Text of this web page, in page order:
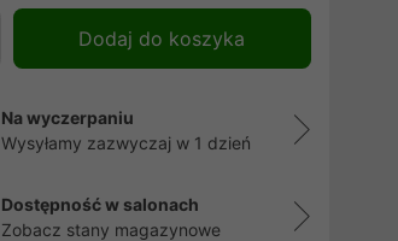
Dodaj do koszyka
Na wyczerpaniu
Wysyłamy zazwyczaj w 1 dzień
Dostępność w salonach
Zobacz stany magazynowe